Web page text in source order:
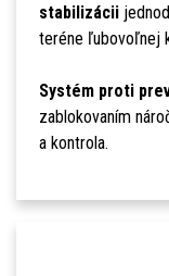
stabilizácii
teréne ľubovoľnej
Systém proti
zablokovaním
a kontrola.